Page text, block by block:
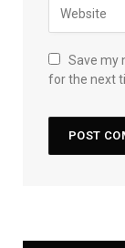
Save my
for the next